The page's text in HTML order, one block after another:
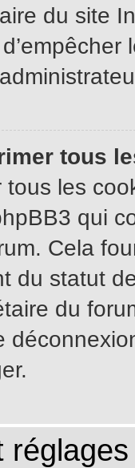
du site
tous
tous les
qui
Cela
du statut
du